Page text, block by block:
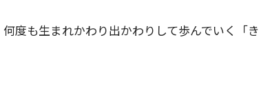
度も生まれかわり出かわりして歩んでいく「き